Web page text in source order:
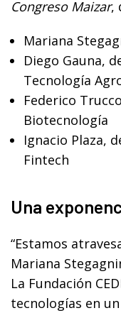
Congreso Maizar,
Mariana
Diego Gauna,
Tecnología
Federico
Biotecnología
Ignacio Plaza,
Fintech
Una
“Estamos
Mariana
La Fundación
tecnologías en